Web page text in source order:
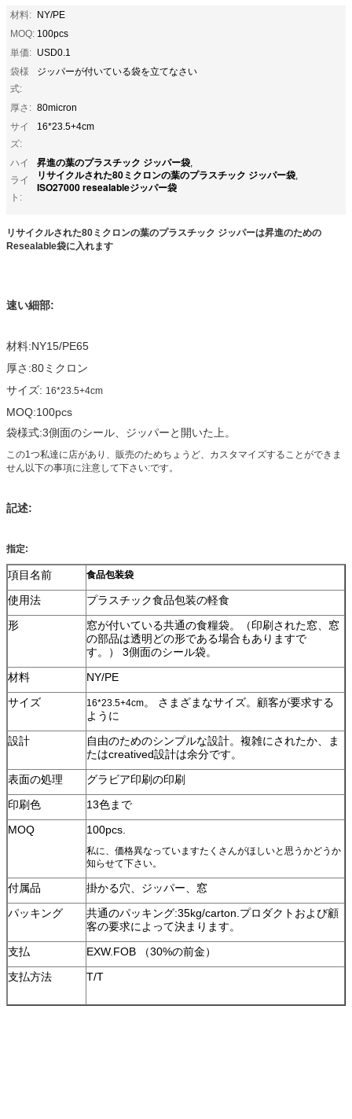
材料: NY/PE
MOQ: 100pcs
単価: USD0.1
袋様
式:
ジッパーが付いている袋を立てなさい
厚さ: 80micron
サイ
ズ:
16*23.5+4cm
ハイ
ライ
ト:
昇進の葉のプラスチック ジッパー袋,
リサイクルされた80ミクロンの葉のプラスチック ジッパー袋,
ISO27000 resealableジッパー袋
リサイクルされた80ミクロンの葉のプラスチック ジッパーは昇進のための
Resealable袋に入れます
速い細部:
材料:NY15/PE65
厚さ:80ミクロン
サイズ: 16*23.5+4cm
MOQ:100pcs
袋様式:3側面のシール、ジッパーと開いた上。
この1つ私達に店があり、販売のためちょうど、カスタマイズすることができま
せん以下の事項に注意して下さい:です。
記述:
指定:
項目名前 食品包装袋
使用法
プラスチック食品包装の軽食
形
窓が付いている共通の食糧袋。（印刷された窓、窓
の部品は透明どの形である場合もありますで
す。） 3側面のシール袋。
材料
NY/PE
サイズ
16*23.5+4cm。 さまざまなサイズ。顧客が要求する
ように
設計
自由のためのシンプルな設計。複雑にされたか、ま
たはcreatived設計は余分です。
表面の処理
グラビア印刷の印刷
印刷色
13色まで
MOQ
100pcs.
私に、価格異なっていますたくさんがほしいと思うかどうか
知らせて下さい。
付属品
掛かる穴、ジッパー、窓
パッキング
共通のパッキング:35kg/carton.プロダクトおよび顧
客の要求によって決まります。
支払
EXW.FOB （30%の前金）
支払方法
T/T